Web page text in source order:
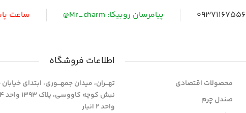
09371167556 پیامرسان روبیکا: Mr_charm@ ساعت
محصولات اقتصادی
صندل چرم
اطلاعات فروشگاه
تهـــران، میدان جمهـــوری، ابتدای
واحد 2 انبار